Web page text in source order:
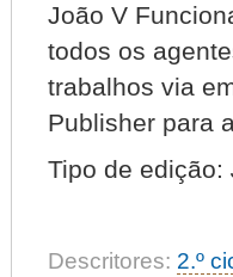
João V
todos os
trabalhos via
Publisher para
Tipo de edição:
Descritores: 2.º